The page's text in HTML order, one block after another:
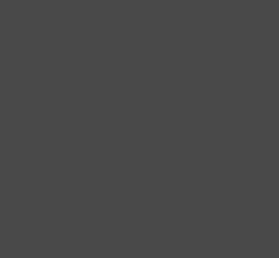
указывает на